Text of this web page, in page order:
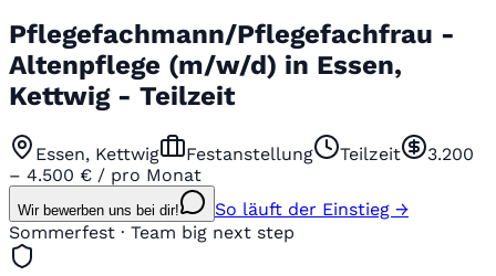
Pflegefachmann/Pflegefachfrau -
Altenpflege (m/w/d) in Essen,
Kettwig - Teilzeit
Essen, Kettwig Festanstellung Teilzeit
3.200
– 4.500 € / pro Monat
Wir bewerben uns bei dir!
So läuft der Einstieg →
Sommerfest · Team big next step